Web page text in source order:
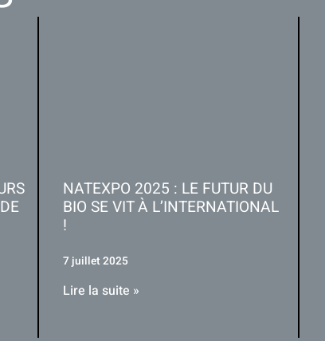
NATEXPO 2025 : LE FUTUR DU
BIO SE VIT À L’INTERNATIONAL
!
7 juillet 2025
Lire la suite »